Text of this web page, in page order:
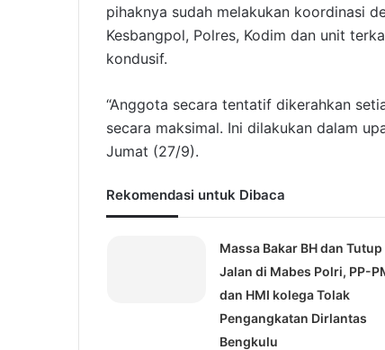
pihaknya sudah melakukan koordinasi
Kesbangpol, Polres, Kodim dan unit
kondusif.
“Anggota secara tentatif dikerahkan
secara maksimal. Ini dilakukan dalam
Jumat (27/9).
Rekomendasi untuk Dibaca
Massa Bakar BH dan Tutup
Jalan di Mabes Polri, PP-
dan HMI kolega Tolak
Pengangkatan Dirlantas
Bengkulu